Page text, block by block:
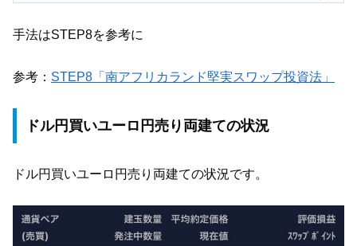
手法はSTEP8を参考に
参考： STEP8「南アフリカランド堅実スワップ投資法」
ドル円買いユーロ円売り両建ての状況
ドル円買いユーロ円売り両建ての状況です。